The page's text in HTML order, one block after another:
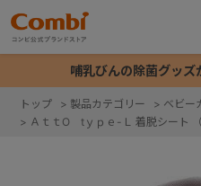
哺乳びんの除菌グッ
トップ > 製品カテゴリー > ベビー
> ＡｔｔO tｙｐｅ-Ｌ 着脱シート （